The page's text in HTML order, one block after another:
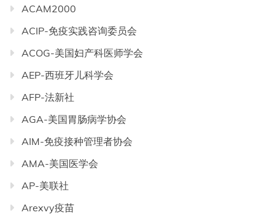
ACAM2000
ACIP-免疫实践咨询委员会
ACOG-美国妇产科医师学会
AEP-西班牙儿科学会
AFP-法新社
AGA-美国胃肠病学协会
AIM-免疫接种管理者协会
AMA-美国医学会
AP-美联社
Arexvy疫苗